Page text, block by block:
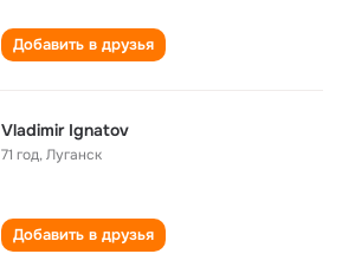
Добавить в друзья
Vladimir Ignatov
71 год,Луганск
Добавить в друзья